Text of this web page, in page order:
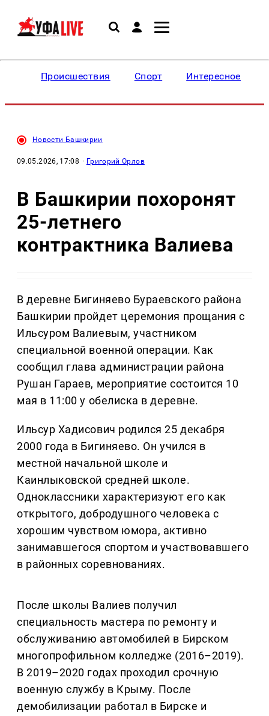
Происшествия Спорт Интересное
Новости Башкирии
09.05.2026, 17:08 · Григорий Орлов
В Башкирии похоронят
25-летнего
контрактника Валиева
В деревне Бигиняево Бураевского района
Башкирии пройдет церемония прощания с
Ильсуром Валиевым, участником
специальной военной операции. Как
сообщил глава администрации района
Рушан Гараев, мероприятие состоится 10
мая в 11:00 у обелиска в деревне.
Ильсур Хадисович родился 25 декабря
2000 года в Бигиняево. Он учился в
местной начальной школе и
Каинлыковской средней школе.
Одноклассники характеризуют его как
открытого, добродушного человека с
хорошим чувством юмора, активно
занимавшегося спортом и участвовавшего
в районных соревнованиях.
После школы Валиев получил
специальность мастера по ремонту и
обслуживанию автомобилей в Бирском
многопрофильном колледже (2016–2019).
В 2019–2020 годах проходил срочную
военную службу в Крыму. После
демобилизации работал в Бирске и